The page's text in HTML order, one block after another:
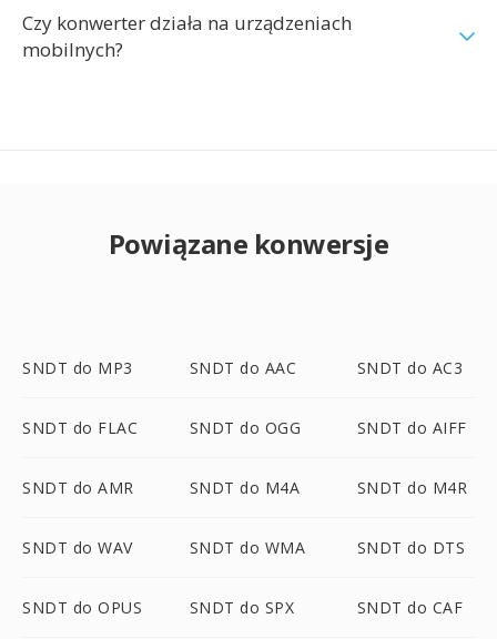
Czy konwerter działa na urządzeniach
mobilnych?
Powiązane konwersje
SNDT do MP3 SNDT do AAC SNDT do AC3
SNDT do FLAC SNDT do OGG SNDT do AIFF
SNDT do AMR SNDT do M4A SNDT do M4R
SNDT do WAV SNDT do WMA SNDT do DTS
SNDT do OPUS SNDT do SPX SNDT do CAF